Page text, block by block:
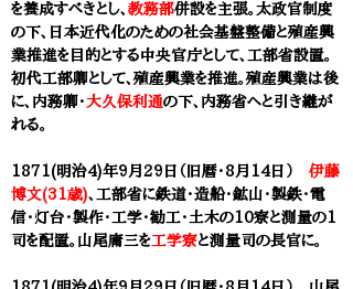
を養成すべきとし、 教務部併設を主張。太政官制度
の下、日本近代化のための社会基盤整備と殖産興
業推進を目的とする中央官庁として、工部省設置。​
初代工部卿として、殖産興業を推進。殖産興業は後
に、内務卿・大久保利通の下、内務省へと引き継が
れる。
1871(明治4)年9月29日（旧暦・ 8月14日） 伊藤
博文(31歳)、工部省に鉄道・造船・鉱山・製鉄・電
信・ 灯台・製作・工学・勧工・土木の10寮と測量の1
司を配置。 山尾庸三を工学寮と測量司の長官に。